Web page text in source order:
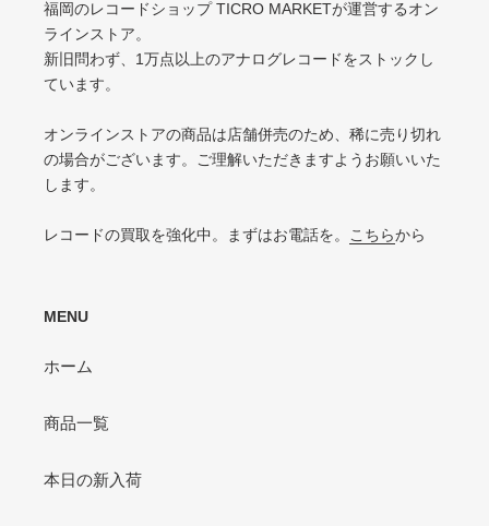
VG-（VERY GOOD-）
キズ・ノイズが目立つ
P（POOR）
VG（VERY GOOD）
目立つリングウェアや底抜け・裂け・書き込み・カットがある / アメリカ買付
の中古盤として標準的な状態
ひどいリングウェアや底抜け・裂け・書き込みなどがある
P（POOR）
VG-よりジャケットの状態が悪くおすすめできない
福岡のレコードショップ TICRO MARKETが運営するオン
ラインストア。
新旧問わず、1万点以上のアナログレコードをストックし
ています。
オンラインストアの商品は店舗併売のため、稀に売り切れ
の場合がございます。ご理解いただきますようお願いいた
します。
レコードの買取を強化中。まずはお電話を。 こちらから
MENU
ホーム
商品一覧
本日の新入荷